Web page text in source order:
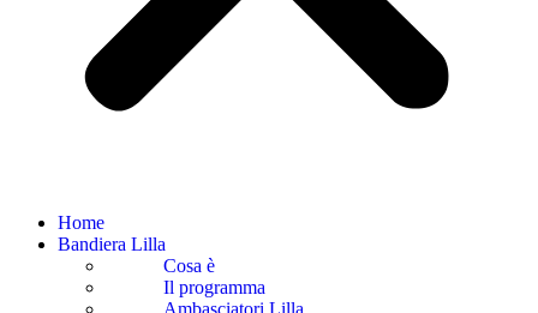
Home
Bandiera Lilla
Cosa è
Il programma
Ambasciatori Lilla